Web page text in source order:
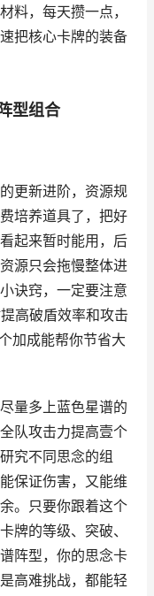
料，每天攒一点，
把核心卡牌的装备
型组合
更新进阶，资源规
培养道具了，把好
起来暂时能用，后
源只会拖慢整体进
诀窍，一定要注意
高破盾效率和攻击
加成能帮你节省大
量多上蓝色星谱的
队攻击力提高壹个
究不同思念的组
保证伤害，又能维
。只要你跟着这个
牌的等级、突破、
阵型，你的思念卡
高难挑战，都能轻